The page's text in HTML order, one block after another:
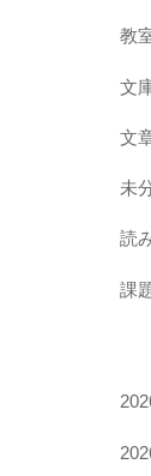
教
文
文
未
読
課